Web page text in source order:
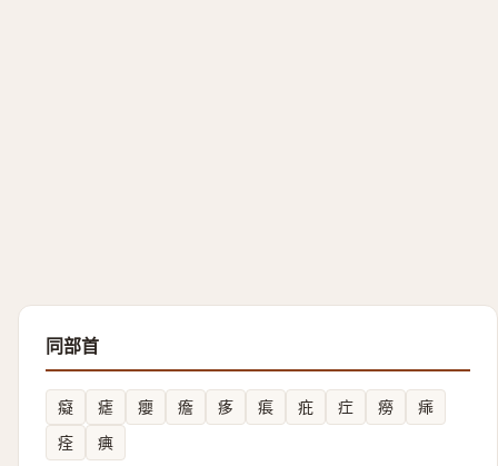
同部首
癡 瘧 癭 癚 痑 痮 疪 疘 癆
㾩
痊
痶